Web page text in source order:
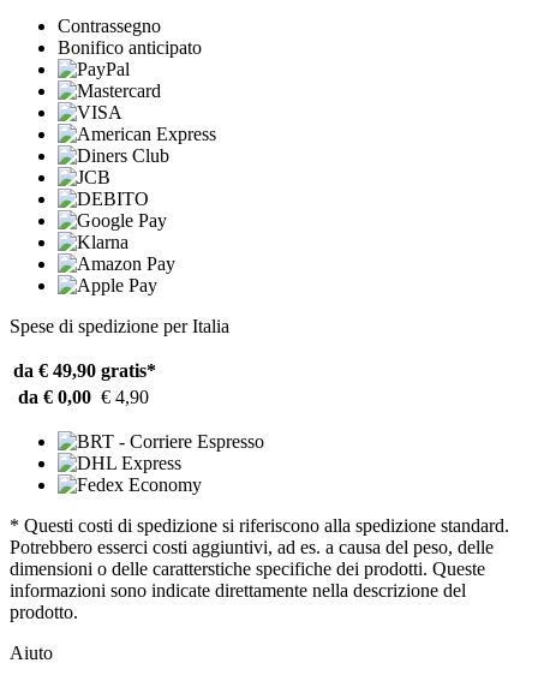
Contrassegno
Bonifico anticipato
Spese di spedizione per Italia
da € 49,90 gratis*
da € 0,00 € 4,90
* Questi costi di spedizione si riferiscono alla spedizione standard.
Potrebbero esserci costi aggiuntivi, ad es. a causa del peso, delle
dimensioni o delle caratterstiche specifiche dei prodotti. Queste
informazioni sono indicate direttamente nella descrizione del
prodotto.
Aiuto